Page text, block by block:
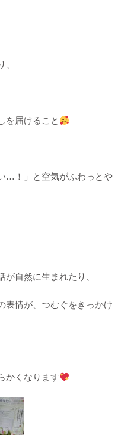
を届けること
…！」 と空気がふわっとや
自然に生まれたり、
表情が、つむぐをきっかけ
かくなります